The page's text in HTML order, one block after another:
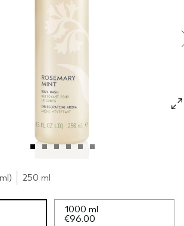
SENSIBLE
250 ml
1000 ml
€96.00